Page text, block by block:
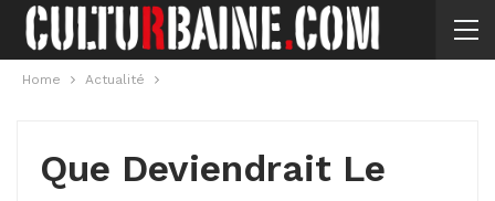
Home Actualité
Que Deviendrait Le